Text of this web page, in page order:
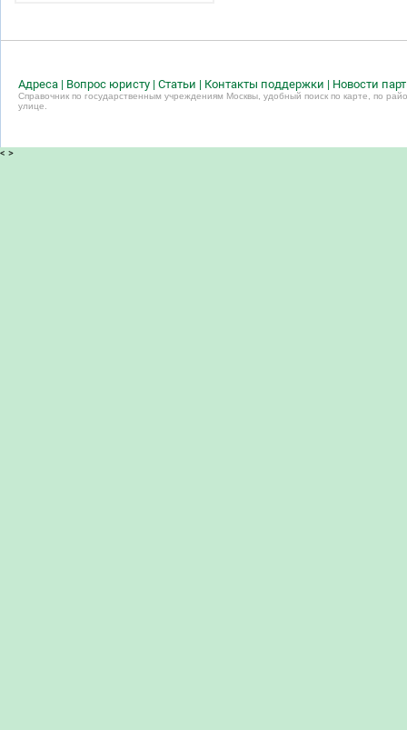
Адреса | Вопрос юристу | Статьи | Контакты поддержки | Новости
Справочник по государственным учреждениям Москвы, удобный поиск по карте, по
улице.
< >